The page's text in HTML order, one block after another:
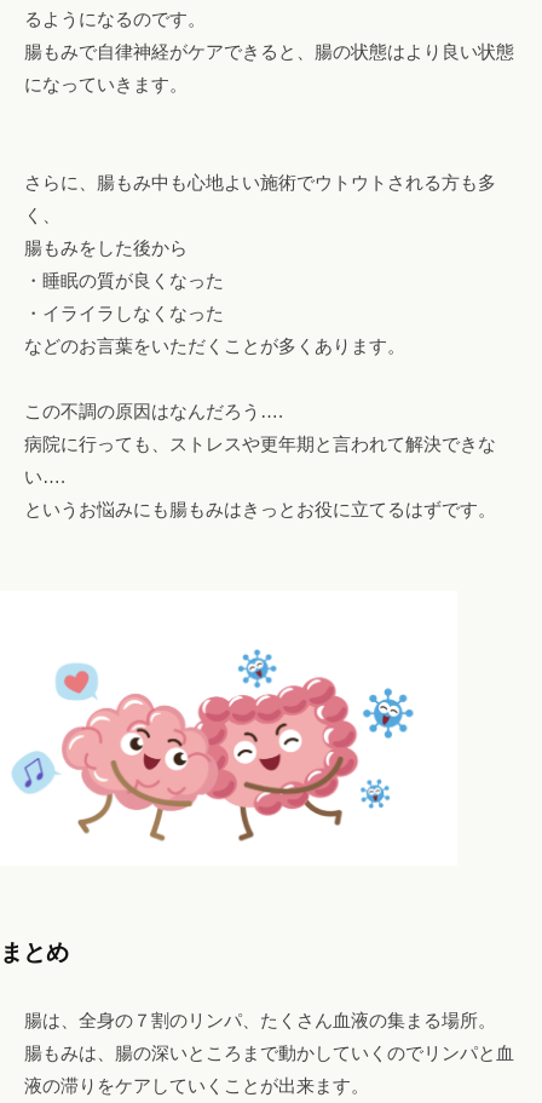
るようになるのです。
腸もみで自律神経がケアできると、腸の状態はより良い状態
になっていきます。
さらに、腸もみ中も心地よい施術でウトウトされる方も多
く、
腸もみをした後から
・睡眠の質が良くなった
・イライラしなくなった
などのお言葉をいただくことが多くあります。
この不調の原因はなんだろう….
病院に行っても、ストレスや更年期と言われて解決できな
い….
というお悩みにも腸もみはきっとお役に立てるはずです。
まとめ
腸は、全身の７割のリンパ、たくさん血液の集まる場所。
腸もみは、腸の深いところまで動かしていくのでリンパと血
液の滞りをケアしていくことが出来ます。